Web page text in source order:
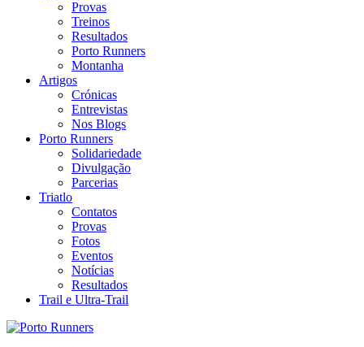
Provas
Treinos
Resultados
Porto Runners
Montanha
Artigos
Crónicas
Entrevistas
Nos Blogs
Porto Runners
Solidariedade
Divulgação
Parcerias
Triatlo
Contatos
Provas
Fotos
Eventos
Notícias
Resultados
Trail e Ultra-Trail